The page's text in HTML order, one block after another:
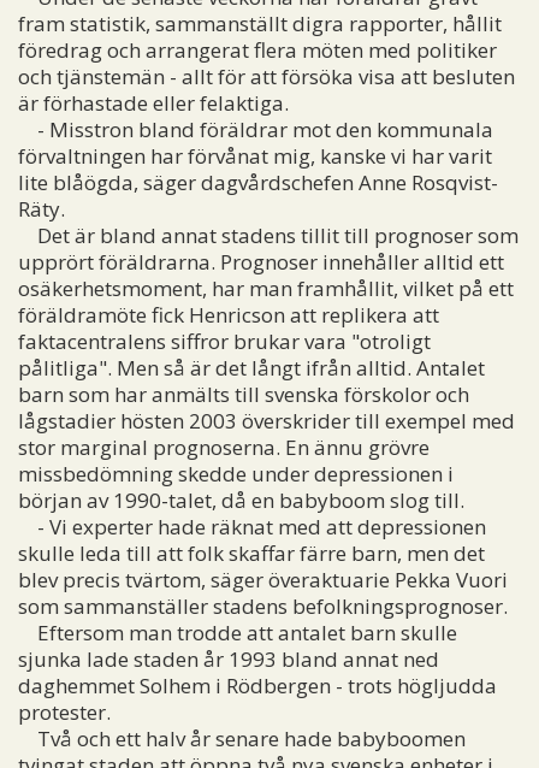
fram statistik, sammanställt digra rapporter, hållit
föredrag och arrangerat flera möten med politiker
och tjänstemän - allt för att försöka visa att besluten
är förhastade eller felaktiga.
- Misstron bland föräldrar mot den kommunala
förvaltningen har förvånat mig, kanske vi har varit
lite blåögda, säger dagvårdschefen Anne Rosqvist-
Räty.
Det är bland annat stadens tillit till prognoser som
upprört föräldrarna. Prognoser innehåller alltid ett
osäkerhetsmoment, har man framhållit, vilket på ett
föräldramöte fick Henricson att replikera att
faktacentralens siffror brukar vara "otroligt
pålitliga". Men så är det långt ifrån alltid. Antalet
barn som har anmälts till svenska förskolor och
lågstadier hösten 2003 överskrider till exempel med
stor marginal prognoserna. En ännu grövre
missbedömning skedde under depressionen i
början av 1990-talet, då en babyboom slog till.
- Vi experter hade räknat med att depressionen
skulle leda till att folk skaffar färre barn, men det
blev precis tvärtom, säger överaktuarie Pekka Vuori
som sammanställer stadens befolkningsprognoser.
Eftersom man trodde att antalet barn skulle
sjunka lade staden år 1993 bland annat ned
daghemmet Solhem i Rödbergen - trots högljudda
protester.
Två och ett halv år senare hade babyboomen